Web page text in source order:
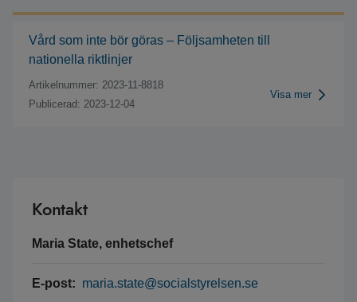
Vård som inte bör göras – Följsamheten till
nationella riktlinjer
Artikelnummer: 2023-11-8818
Publicerad: 2023-12-04
Visa mer
Kontakt
Maria State, enhetschef
E-post: maria.state@socialstyrelsen.se